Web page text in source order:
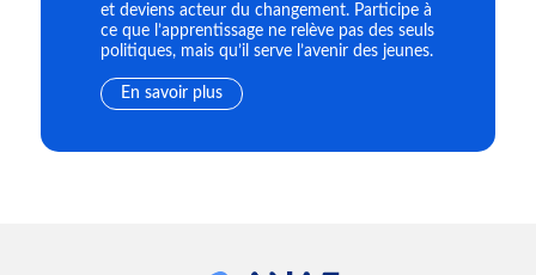
et deviens acteur du changement. Participe à
ce que l’apprentissage ne relève pas des seuls
politiques, mais qu’il serve l’avenir des jeunes.
En savoir plus